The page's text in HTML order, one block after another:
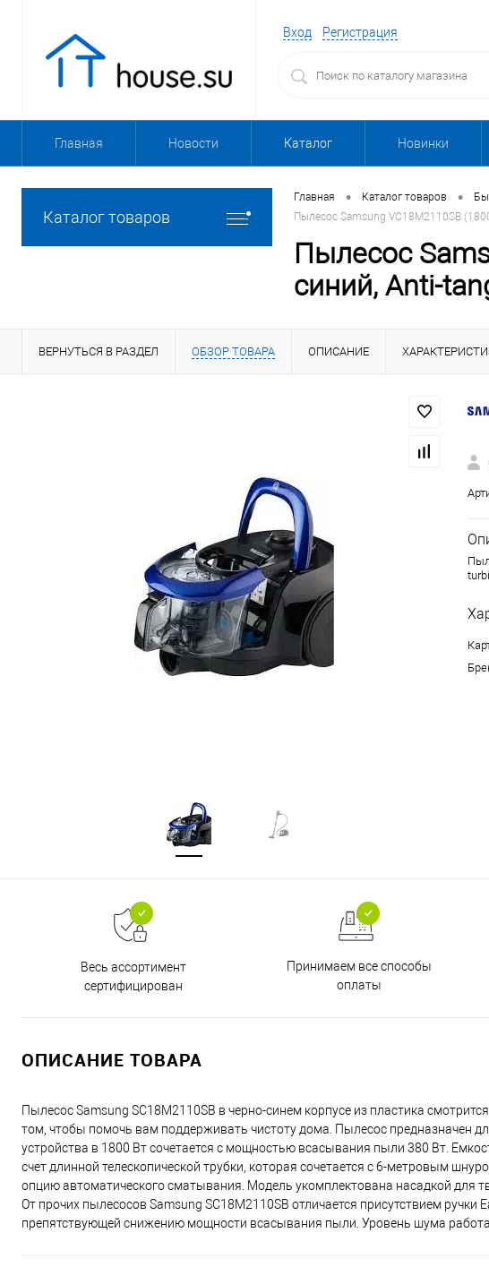
Вход Регистрация
Главная Новости Каталог Новинки
Каталог товаров
Главная • Каталог товаров •
Пылесос Samsung VC18M2110SB
Пылесос
синий, Anti-
ВЕРНУТЬСЯ В РАЗДЕЛ ОБЗОР ТОВАРА ОПИСАНИЕ
Весь ассортимент
сертифицирован
Принимаем все способы
оплаты
ОПИСАНИЕ ТОВАРА
Пылесос Samsung SC18M2110SB в черно-синем корпусе из пластика
том, чтобы помочь вам поддерживать чистоту дома. Пылесос предназначен
устройства в 1800 Вт сочетается с мощностью всасывания пыли 380 Вт.
счет длинной телескопической трубки, которая сочетается с 6-метровым
опцию автоматического сматывания. Модель укомплектована насадкой для
От прочих пылесосов Samsung SC18M2110SB отличается присутствием ручки
препятствующей снижению мощности всасывания пыли. Уровень шума